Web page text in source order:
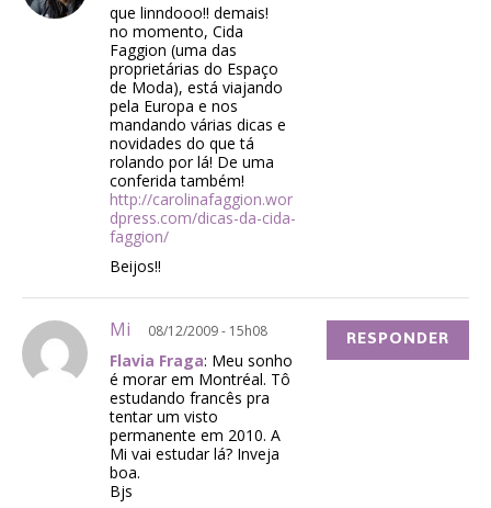
que linndooo!! demais!
no momento, Cida
Faggion (uma das
proprietárias do Espaço
de Moda), está viajando
pela Europa e nos
mandando várias dicas e
novidades do que tá
rolando por lá! De uma
conferida também!
http://carolinafaggion.wor
dpress.com/dicas-da-cida-
faggion/
Beijos!!
Mi 08/12/2009 - 15h08
Flavia Fraga: Meu sonho
é morar em Montréal. Tô
estudando francês pra
tentar um visto
permanente em 2010. A
Mi vai estudar lá? Inveja
boa.
Bjs
RESPONDER